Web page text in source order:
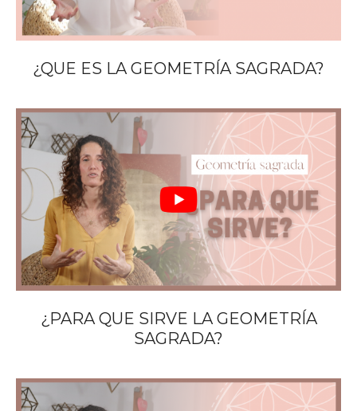
¿QUE ES LA GEOMETRÍA SAGRADA?
¿PARA QUE SIRVE LA GEOMETRÍA
SAGRADA?